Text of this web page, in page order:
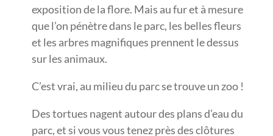
exposition de la flore. Mais au fur et à mesure
que l’on pénètre dans le parc, les belles fleurs
et les arbres magnifiques prennent le dessus
sur les animaux.
C’est vrai, au milieu du parc se trouve un zoo !
Des tortues nagent autour des plans d’eau du
parc, et si vous vous tenez près des clôtures